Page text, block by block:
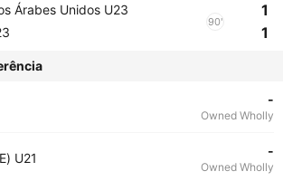
Árabes Unidos U23
90'
1
1
-
Owned Wholly
U21 -
Owned Wholly